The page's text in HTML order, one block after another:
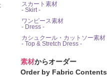
スカート素材
- Skirt -
ワンピース素材
- Dress -
カシュクール・カットソー素材
- Top & Stretch Dress -
素材からオーダー
Order by Fabric Contents